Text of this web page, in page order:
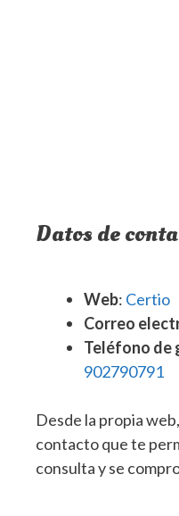
Datos de
Web: Certio
Correo
Teléfono de
902790791
Desde la propia
contacto que te
consulta y se